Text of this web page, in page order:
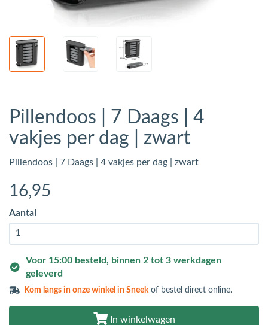
Pillendoos | 7 Daags | 4
vakjes per dag | zwart
Pillendoos | 7 Daags | 4 vakjes per dag | zwart
16,95
Aantal
Voor 15:00 besteld, binnen 2 tot 3 werkdagen
geleverd
Kom langs inonze winkel in Sneek of bestel direct online.
In winkelwagen